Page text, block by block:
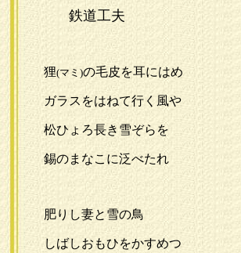
鉄道工夫
狸(マミ)の毛皮を耳にはめ
ガラスをはねて行く風や
松ひょろ長き雪ぞらを
錫のまなこに泛べたれ
肥りし妻と雪の鳥
しばしおもひをかすめつゝ